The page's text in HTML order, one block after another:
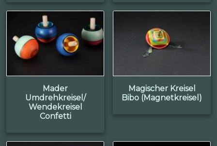
Mader
Umdrehkreisel/
Wendekreisel
Confetti
Magischer Kreisel
Bibo (Magnetkreisel)